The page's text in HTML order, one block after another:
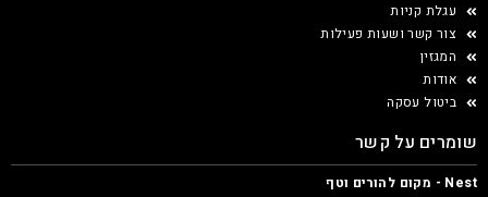
עגלת קניות
צור קשר ושעות פעילות
המגזין
אודות
ביטול עסקה
שומרים על קשר
Nest - מקום להורים וטף